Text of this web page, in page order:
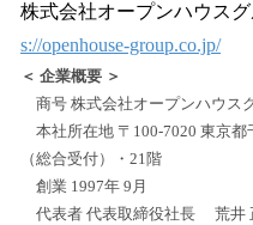
株式会社オープンハウスグ
s://openhouse-group.co.jp/
＜ 企業概要 ＞
商号 株式会社オープンハウス
本社所在地 〒100-7020 東京都
（総合受付）・21階
創業 1997年 9月
代表者 代表取締役社長 荒井